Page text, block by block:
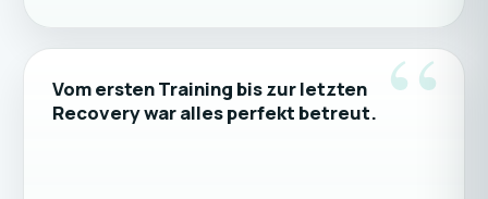
“
Vom ersten Training bis zur letzten
Recovery war alles perfekt betreut.